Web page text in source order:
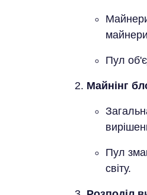
Пул
Майнінг
Пул
світу.